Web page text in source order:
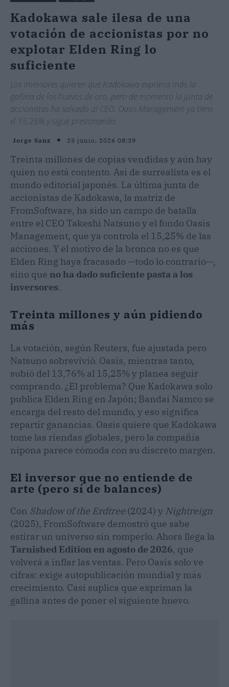
Kadokawa sale ilesa de una
votación de accionistas por no
explotar Elden Ring lo
suficiente
Los inversores quieren que Kadokawa exprima más la
gallina de los huevos de oro, pero de momento la junta de
accionistas ha salvado al CEO. Oasis Management ya tiene
el 15,25% y sigue presionando.
Jorge Sanz 25 junio, 2026 08:39
Treinta millones de copias vendidas y aún hay
quien no está contento. Así de surrealista es el
mundo editorial japonés. La última junta de
accionistas de Kadokawa, la matriz de
FromSoftware, ha sido un campo de batalla
entre el CEO Takeshi Natsuno y el fondo Oasis
Management, que ya controla el 15,25% de las
acciones. Y el motivo de la bronca no es que
Elden Ring haya fracasado —todo lo contrario—,
sino que no ha dado suficiente pasta a los
inversores.
Treinta millones y aún pidiendo
más
La votación, según Reuters, fue ajustada pero
Natsuno sobrevivió. Oasis, mientras tanto,
subió del 13,76% al 15,25% y planea seguir
comprando. ¿El problema? Que Kadokawa solo
publica Elden Ring en Japón; Bandai Namco se
encarga del resto del mundo, y eso significa
repartir ganancias. Oasis quiere que Kadokawa
tome las riendas globales, pero la compañía
nipona parece cómoda con su discreto margen.
El inversor que no entiende de
arte (pero sí de balances)
Con Shadow of the Erdtree (2024) y Nightreign
(2025), FromSoftware demostró que sabe
estirar un universo sin romperlo. Ahora llega la
Tarnished Edition en agosto de 2026, que
volverá a inflar las ventas. Pero Oasis solo ve
cifras: exige autopublicación mundial y más
crecimiento. Casi suplica que expriman la
gallina antes de poner el siguiente huevo.